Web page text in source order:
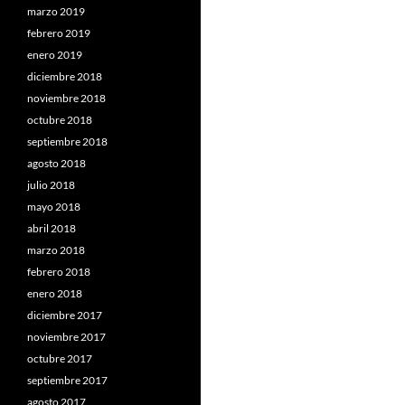
marzo 2019
febrero 2019
enero 2019
diciembre 2018
noviembre 2018
octubre 2018
septiembre 2018
agosto 2018
julio 2018
mayo 2018
abril 2018
marzo 2018
febrero 2018
enero 2018
diciembre 2017
noviembre 2017
octubre 2017
septiembre 2017
agosto 2017